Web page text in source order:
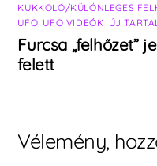
KUKKOLÓ/KÜLÖNLEGES
UFO UFO VIDEÓK ÚJ
Furcsa „felhőzet”
felett
Vélemény,